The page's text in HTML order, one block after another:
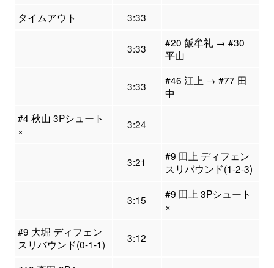
タイムアウト
3:33
3:33
#20 飯牟礼 → #30
平山
3:33
#46 江上 → #77 田
中
#4 秋山 3Pシュート
×
3:24
3:21
#9 田上 ディフェン
スリバウンド(1-2-3)
3:15
#9 田上 3Pシュート
×
#9 大堀 ディフェン
スリバウンド(0-1-1)
3:12